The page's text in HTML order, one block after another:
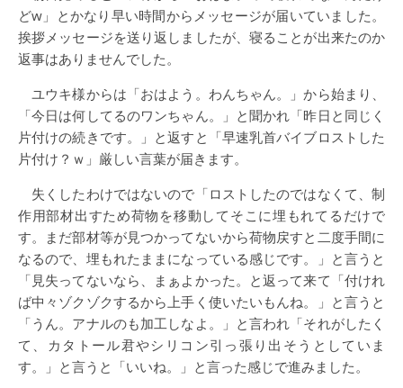
どw」とかなり早い時間からメッセージが届いていました。
挨拶メッセージを送り返しましたが、寝ることが出来たのか
返事はありませんでした。
ユウキ様からは「おはよう。わんちゃん。」から始まり、
「今日は何してるのワンちゃん。」と聞かれ「昨日と同じく
片付けの続きです。」と返すと「早速乳首バイブロストした
片付け？ｗ」厳しい言葉が届きます。
失くしたわけではないので「ロストしたのではなくて、制
作用部材出すため荷物を移動してそこに埋もれてるだけで
す。まだ部材等が見つかってないから荷物戻すと二度手間に
なるので、埋もれたままになっている感じです。」と言うと
「見失ってないなら、まぁよかった。と返って来て「付けれ
ば中々ゾクゾクするから上手く使いたいもんね。」と言うと
「うん。アナルのも加工しなよ。」と言われ「それがしたく
て、カタトール君やシリコン引っ張り出そうとしていま
す。」と言うと「いいね。」と言った感じで進みました。